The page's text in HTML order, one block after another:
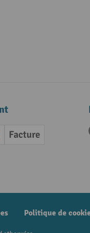
(Visa)
Facture
Politique de